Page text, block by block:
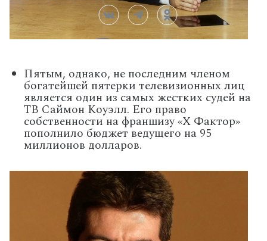
Пятым, однако, не последним членом
богатейшей пятерки телевизионных лиц
является один из самых жестких судей на
ТВ Саймон Коуэлл. Его право
собственности на франшизу «X Фактор»
пополнило бюджет ведущего на 95
миллионов долларов.